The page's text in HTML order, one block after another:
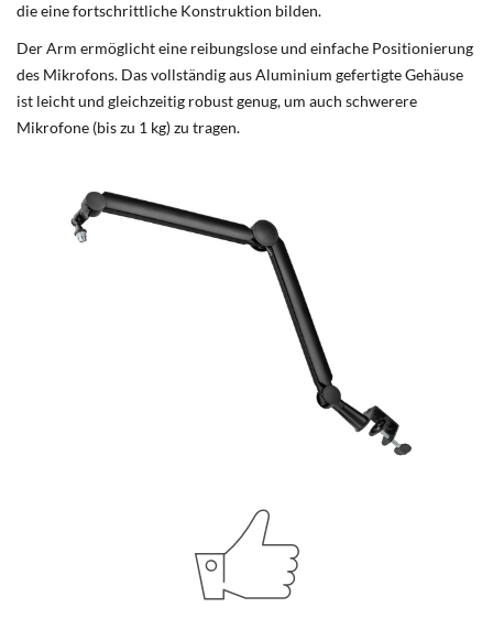
die eine fortschrittliche Konstruktion bilden.
Der Arm ermöglicht eine reibungslose und einfache Positionierung
des Mikrofons. Das vollständig aus Aluminium gefertigte Gehäuse
ist leicht und gleichzeitig robust genug, um auch schwerere
Mikrofone (bis zu 1 kg) zu tragen.